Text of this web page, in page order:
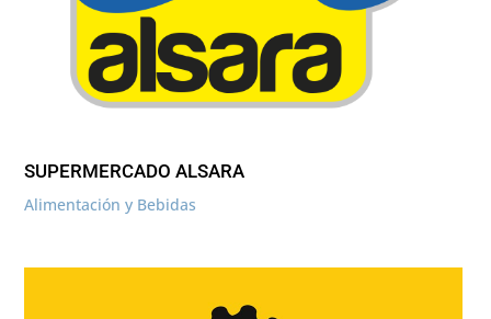
SUPERMERCADO ALSARA
Alimentación y Bebidas